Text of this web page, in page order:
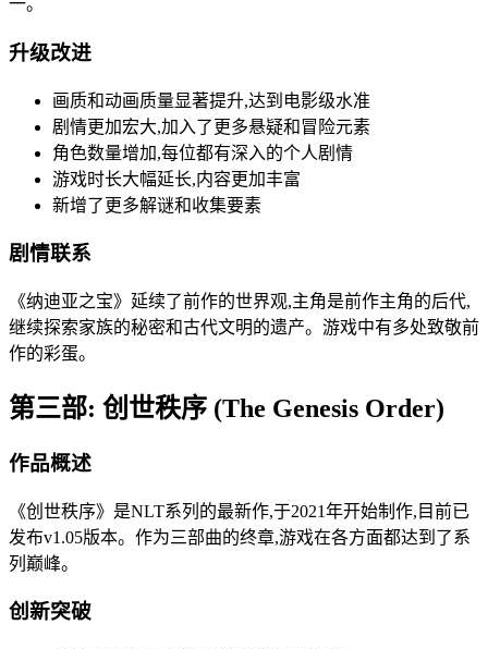
一。
升级改进
画质和动画质量显著提升,达到电影级水准
剧情更加宏大,加入了更多悬疑和冒险元素
角色数量增加,每位都有深入的个人剧情
游戏时长大幅延长,内容更加丰富
新增了更多解谜和收集要素
剧情联系
《纳迪亚之宝》延续了前作的世界观,主角是前作主角的后代,
继续探索家族的秘密和古代文明的遗产。游戏中有多处致敬前
作的彩蛋。
第三部: 创世秩序 (The Genesis Order)
作品概述
《创世秩序》是NLT系列的最新作,于2021年开始制作,目前已
发布v1.05版本。作为三部曲的终章,游戏在各方面都达到了系
列巅峰。
创新突破